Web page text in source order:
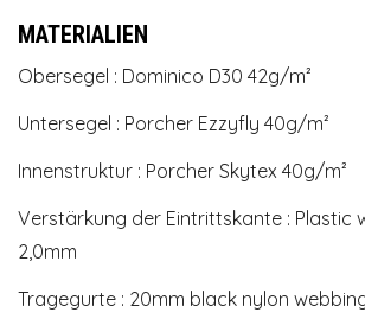
MATERIALIEN
Obersegel : Dominico D30 42g/m²
Untersegel : Porcher Ezzyfly 40g/m²
Innenstruktur : Porcher Skytex 40g/m²
Verstärkung der Eintrittskante : Plastic
2,0mm
Tragegurte : 20mm black nylon